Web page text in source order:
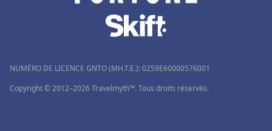
NUMÉRO DE LICENCE GNTO (MH.T.E.): 0259Ε60000576001
Copyright © 2012–2026 Travelmyth™. Tous droits réservés.